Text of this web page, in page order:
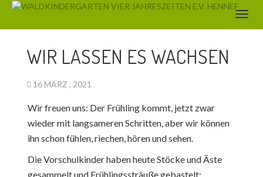
WIR LASSEN ES WACHSEN
16 MÄRZ , 2021
Wir freuen uns: Der Frühling kommt, jetzt zwar
wieder mit langsameren Schritten, aber wir können
ihn schon fühlen, riechen, hören und sehen.
Die Vorschulkinder haben heute Stöcke und Äste
gesammelt und Frühlingssträuße gebastelt: